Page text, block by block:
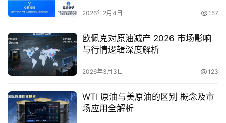
2026年2月4日 157
欧佩克对原油减产 2026 市场影响
与行情逻辑深度解析
2026年3月3日 123
WTI 原油与美原油的区别 概念及市
场应用全解析